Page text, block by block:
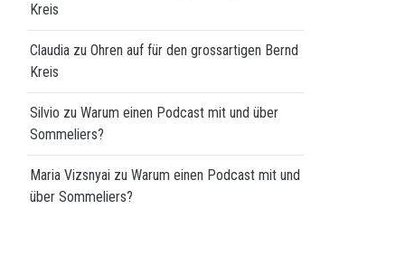
Kreis
Claudia zu Ohren auf für den grossartigen Bernd
Kreis
Silvio zu Warum einen Podcast mit und über
Sommeliers?
Maria Vizsnyai zu Warum einen Podcast mit und
über Sommeliers?